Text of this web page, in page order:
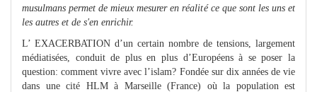
musulmans permet de mieux mesurer en réalité ce que sont les uns et
les autres et de s'en enrichir.
L’ EXACERBATION d’un certain nombre de tensions, largement
médiatisées, conduit de plus en plus d’Européens à se poser la
question: comment vivre avec l’islam? Fondée sur dix années de vie
dans une cité HLM à Marseille (France) où la population est